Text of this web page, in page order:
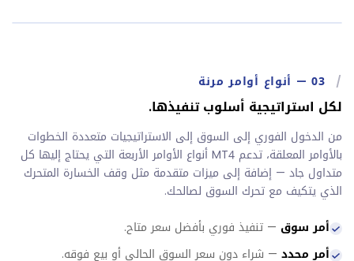
/
03
— أنواع أوامر مرنة
لكل استراتيجية أسلوب تنفيذها.
من الدخول الفوري إلى السوق إلى الاستراتيجيات متعددة الخطوات
بالأوامر المعلقة، تدعم MT4 أنواع الأوامر الأربعة التي يحتاج إليها كل
متداول جاد — إضافة إلى ميزات متقدمة مثل وقف الخسارة المتحرك
الذي يتكيف مع تحرك السوق لصالحك.
أمر سوق — تنفيذ فوري بأفضل سعر متاح.
أمر محدد — شراء دون سعر السوق الحالي أو بيع فوقه.